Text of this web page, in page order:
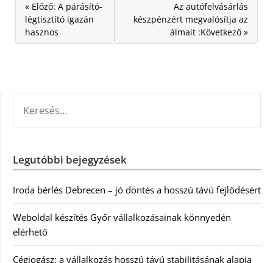
« Előző: A párásító-
légtisztító igazán
hasznos
Az autófelvásárlás
készpénzért megvalósítja az
álmait :Következő »
Legutóbbi bejegyzések
Iroda bérlés Debrecen – jó döntés a hosszú távú fejlődésért
Weboldal készítés Győr vállalkozásainak könnyedén
elérhető
Cégjogász: a vállalkozás hosszú távú stabilitásának alapja